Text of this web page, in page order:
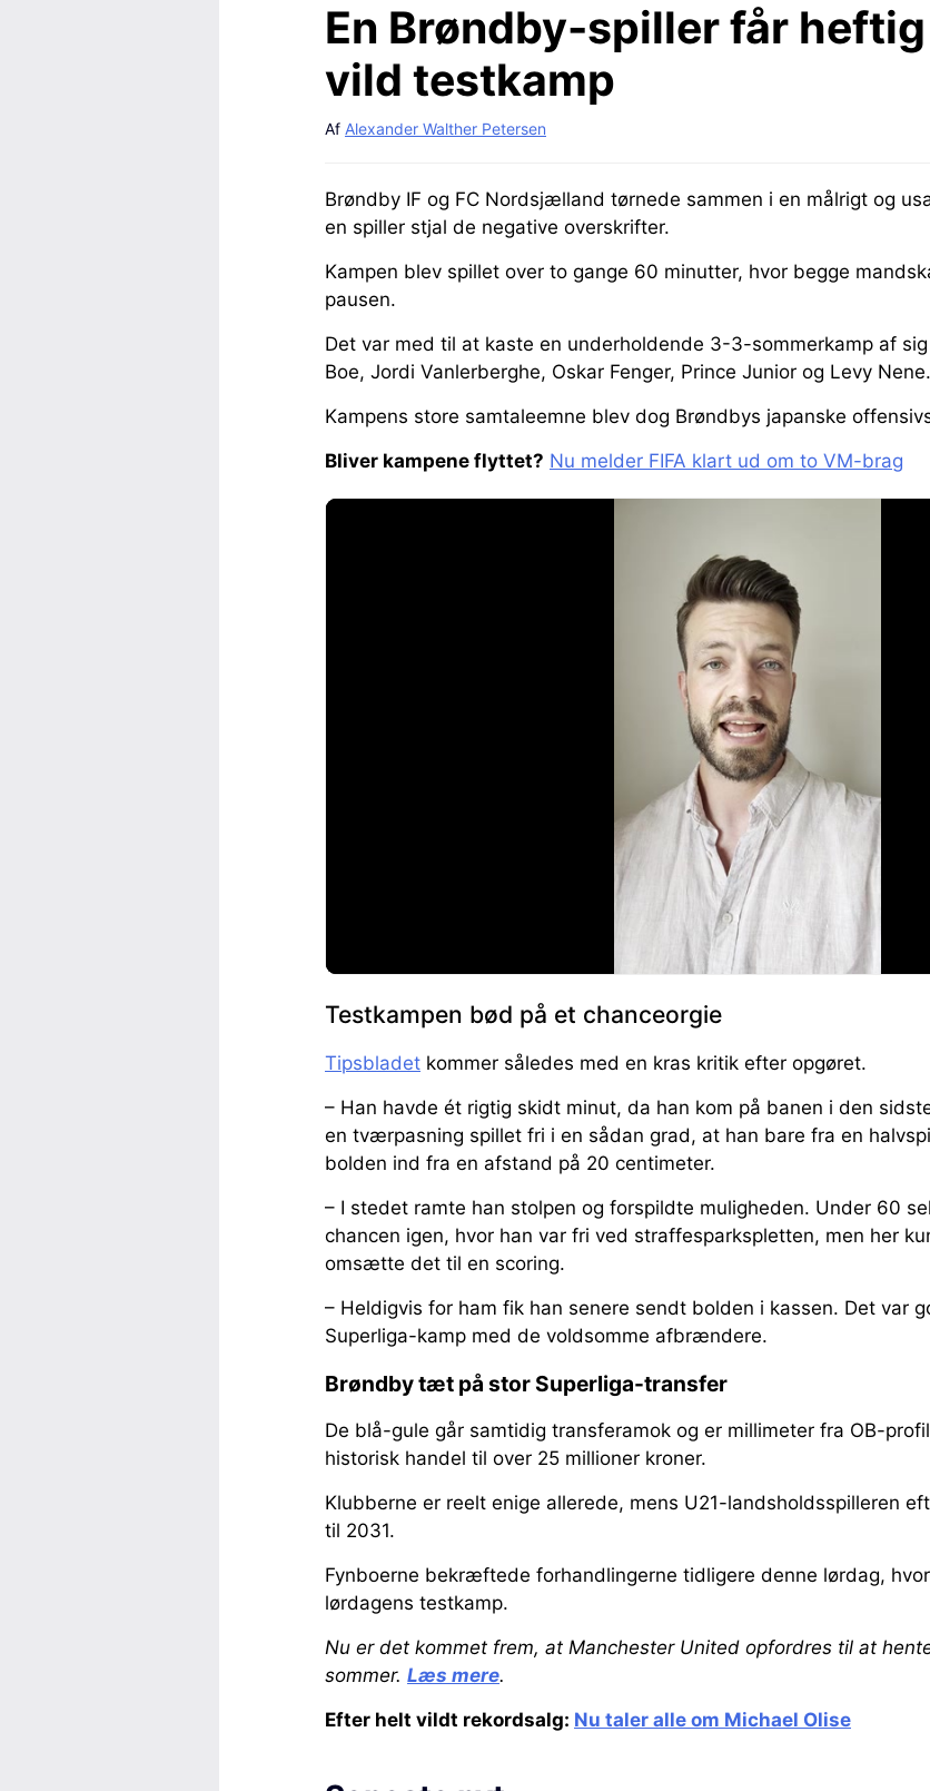
En Brøndby-spiller får
vild testkamp
Af Alexander Walther Petersen
Brøndby IF og FC Nordsjælland tørnede sammen i en målrigt og
en spiller stjal de negative overskrifter.
Kampen blev spillet over to gange 60 minutter, hvor begge
pausen.
Det var med til at kaste en underholdende 3-3-sommerkamp af
Boe, Jordi Vanlerberghe, Oskar Fenger, Prince Junior og Levy Nene.
Kampens store samtaleemne blev dog Brøndbys japanske
Bliver kampene flyttet? Nu melder FIFA klart ud om to VM-brag
Testkampen bød på et chanceorgie
Tipsbladet kommer således med en kras kritik efter opgøret.
– Han havde ét rigtig skidt minut, da han kom på banen i den
en tværpasning spillet fri i en sådan grad, at han bare fra en
bolden ind fra en afstand på 20 centimeter.
– I stedet ramte han stolpen og forspildte muligheden. Under 60
chancen igen, hvor han var fri ved straffesparkspletten, men her
omsætte det til en scoring.
– Heldigvis for ham fik han senere sendt bolden i kassen. Det var
Superliga-kamp med de voldsomme afbrændere.
Brøndby tæt på stor Superliga-transfer
De blå-gule går samtidig transferamok og er millimeter fra OB-
historisk handel til over 25 millioner kroner.
Klubberne er reelt enige allerede, mens U21-landsholdsspilleren
til 2031.
Fynboerne bekræftede forhandlingerne tidligere denne lørdag,
lørdagens testkamp.
Nu er det kommet frem, at Manchester United opfordres til at
sommer. Læs mere.
Efter helt vildt rekordsalg: Nu taler alle om Michael Olise